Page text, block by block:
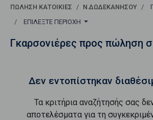
ΠΏΛΗΣΗ ΚΑΤΟΙΚΊΕΣ Ν.ΔΩΔΕΚΑΝΗΣΟΥ
ΕΠΙΛΈΞΤΕ ΠΕΡΙΟΧΉ
Γκαρσονιέρες προς πώληση
Δεν εντοπίστηκαν
Τα κριτήρια αναζήτησής σας
αποτελέσματα για τη